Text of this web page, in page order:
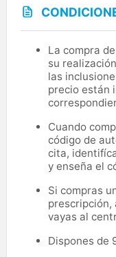
La compra
su
las
precio están
Cuando
código de
cita,
y enseña el
Si compras
prescripción,
vayas al
Dispones de